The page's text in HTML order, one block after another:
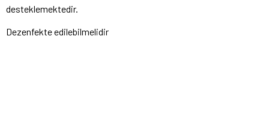
desteklemektedir.
Dezenfekte edilebilmelidir